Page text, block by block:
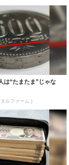
は“たまたま”じゃな
ルファーム )